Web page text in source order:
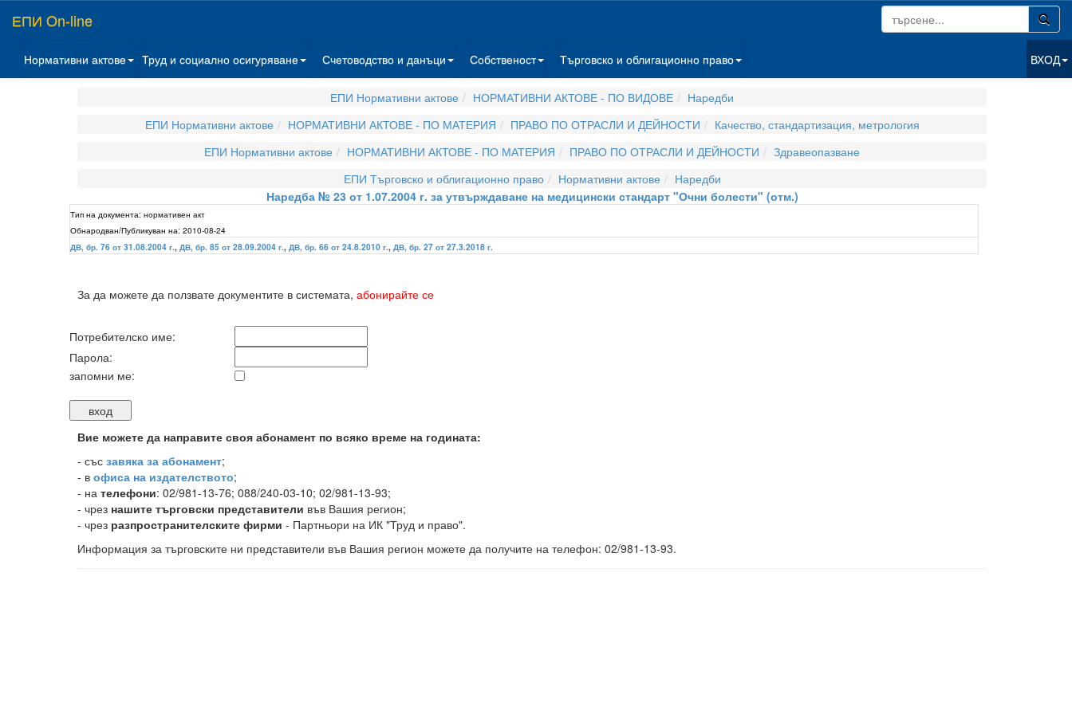
ЕПИ On-line
Нормативни актове Труд и социално осигуряване Счетоводство и данъци Собственост Търговско и облигационно право ВХОД
ЕПИ Нормативни актове НОРМАТИВНИ АКТОВЕ - ПО ВИДОВЕ
Наредби
ЕПИ Нормативни актове
НОРМАТИВНИ АКТОВЕ - ПО МАТЕРИЯ ПРАВО ПО ОТРАСЛИ И ДЕЙНОСТИ
Качество, стандартизация, метрология
ЕПИ Нормативни актове
НОРМАТИВНИ АКТОВЕ - ПО МАТЕРИЯ ПРАВО ПО ОТРАСЛИ И ДЕЙНОСТИ
Здравеопазване
ЕПИ Търговско и облигационно право
Нормативни актове
Наредби
Наредба № 23 от 1.07.2004 г. за утвърждаване на медицински стандарт "Очни болести" (отм.)
Тип на документа: нормативен акт
Обнародван/Публикуван на: 2010-08-24
ДВ, бр. 76 от 31.08.2004 г., ДВ, бр. 85 от 28.09.2004 г., ДВ, бр. 66 от 24.8.2010 г., ДВ, бр. 27 от 27.3.2018 г.
За да можете да ползвате документите в системата, абонирайте се
Потребителско име:
Парола:
запомни ме:
Вие можете да направите своя абонамент по всяко време на годината:
- със завяка за абонамент;
- в офиса на издателството;
- на телефони: 02/981-13-76; 088/240-03-10; 02/981-13-93;
- чрез нашите търговски представители във Вашия регион;
- чрез разпространителските фирми - Партньори на ИК "Труд и право".
Информация за търговските ни представители във Вашия регион можете да получите на телефон: 02/981-13-93.